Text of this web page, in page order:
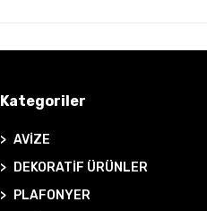
Kategoriler
AVİZE
DEKORATİF ÜRÜNLER
PLAFONYER